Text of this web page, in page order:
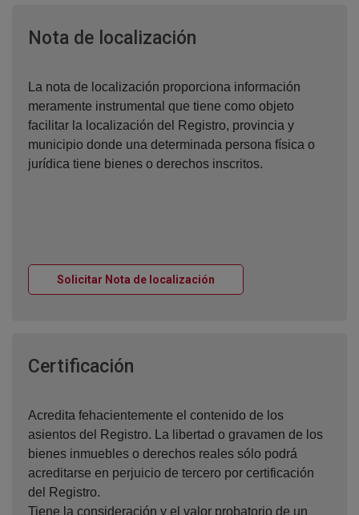
Nota de localización
La nota de localización proporciona información
meramente instrumental que tiene como objeto
facilitar la localización del Registro, provincia y
municipio donde una determinada persona física o
jurídica tiene bienes o derechos inscritos.
Solicitar Nota de localización
Certificación
Acredita fehacientemente el contenido de los
asientos del Registro. La libertad o gravamen de los
bienes inmuebles o derechos reales sólo podrá
acreditarse en perjuicio de tercero por certificación
del Registro.
Tiene la consideración y el valor probatorio de un